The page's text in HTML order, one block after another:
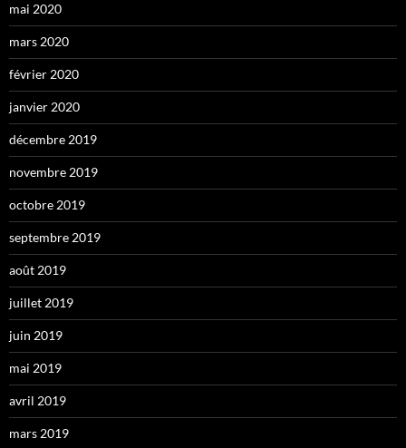
mai 2020
mars 2020
février 2020
janvier 2020
décembre 2019
novembre 2019
octobre 2019
septembre 2019
août 2019
juillet 2019
juin 2019
mai 2019
avril 2019
mars 2019